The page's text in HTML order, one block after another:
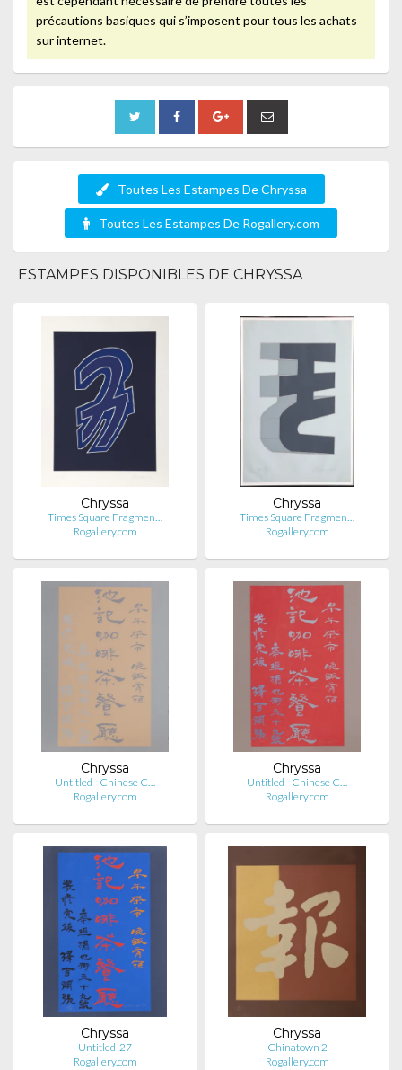
précautions basiques qui s’imposent pour tous les achats
sur internet.
Toutes Les Estampes De Chryssa
Toutes Les Estampes De Rogallery.com
ESTAMPES DISPONIBLES DE CHRYSSA
Chryssa
Times Square Fragmen…
Rogallery.com
Chryssa
Times Square Fragmen…
Rogallery.com
Chryssa
Untitled - Chinese C…
Rogallery.com
Chryssa
Untitled - Chinese C…
Rogallery.com
Chryssa
Untitled-27
Rogallery.com
Chryssa
Chinatown 2
Rogallery.com